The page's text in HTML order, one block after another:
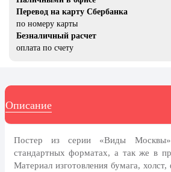
8 марта, Международный женский
день
27 марта, День театра
1 апреля, День смеха
благоустройству
День геолога (первое воскресенье
Светлая Пасха
12 апреля, День космонавтики
Перевод на карту Сбербанка
по номеру карты
Безналичный расчет
оплата по счету
Описание
Постер из серии «Виды Москвы»
стандартных форматах, а так же в
Материал изготовления бумага,